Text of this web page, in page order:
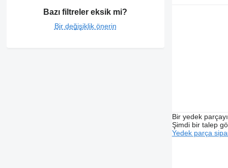
Bazı filtreler eksik mi?
Bir değişiklik önerin
Bir yedek
Şimdi bir talep
Yedek parça